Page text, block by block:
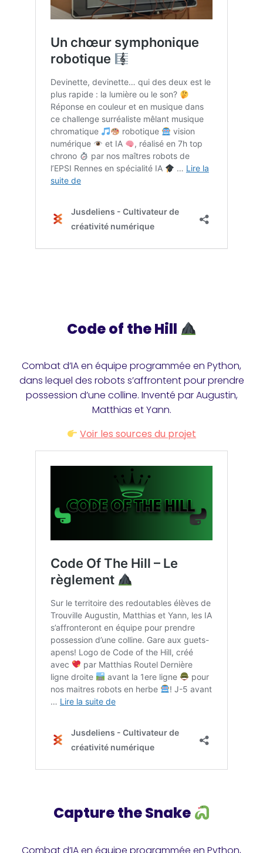
Code of the Hill
Combat d’IA en équipe programmée en Python,
dans lequel des robots s’affrontent pour prendre
possession d’une colline. Inventé par Augustin,
Matthias et Yann.
Voir les sources du projet
Capture the Snake